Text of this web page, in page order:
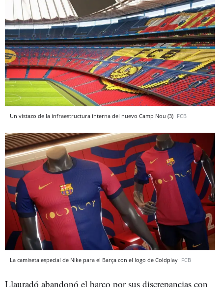
Un vistazo de la infraestructura interna del nuevo Camp Nou (3) FCB
La camiseta especial de Nike para el Barça con el logo de Coldplay FCB
Llauradó abandonó el barco por sus discrepancias con